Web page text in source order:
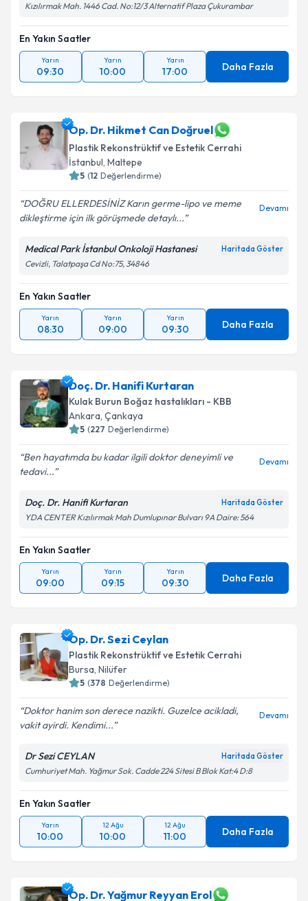
Kızılırmak Mah. 1446 Cad. No:12/3 Alternatif Plaza Çukurambar
En Yakın Saatler
Yarın
09:30
Yarın
10:00
Yarın
17:00 Daha Fazla
Op. Dr. Hikmet Can Doğruel
Plastik Rekonstrüktif ve Estetik Cerrahi
İstanbul, Maltepe
5 (12 Değerlendirme)
DOĞRU ELLERDESİNİZ Karın germe-lipo ve meme
dikleştirme için ilk görüşmede detaylı...
Devamı
Medical Park İstanbul Onkoloji Hastanesi Haritada Göster
Cevizli, Talatpaşa Cd No:75, 34846
En Yakın Saatler
Yarın
08:30
Yarın
09:00
Yarın
09:30 Daha Fazla
Doç. Dr. Hanifi Kurtaran
Kulak Burun Boğaz hastalıkları - KBB
Ankara, Çankaya
5 (227 Değerlendirme)
Ben hayatımda bu kadar ilgili doktor deneyimli ve
tedavi...
Devamı
Doç. Dr. Hanifi Kurtaran Haritada Göster
YDA CENTER Kızılırmak Mah Dumlupınar Bulvarı 9A Daire: 564
En Yakın Saatler
Yarın
09:00
Yarın
09:15
Yarın
09:30 Daha Fazla
Op. Dr. Sezi Ceylan
Plastik Rekonstrüktif ve Estetik Cerrahi
Bursa, Nilüfer
5 (378 Değerlendirme)
Doktor hanim son derece nazikti. Guzelce acikladi,
vakit ayirdi. Kendimi...
Devamı
Dr Sezi CEYLAN Haritada Göster
Cumhuriyet Mah. Yağmur Sok. Cadde 224 Sitesi B Blok Kat:4 D:8
En Yakın Saatler
Yarın
10:00
12 Ağu
10:00
12 Ağu
11:00 Daha Fazla
Op. Dr. Yağmur Reyyan Erol